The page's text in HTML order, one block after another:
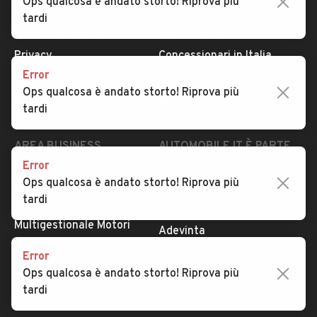
Dati identificativi
Privacy
Impostazioni Privacy
Security
Tutte le auto usate
Concessionari in Italia
Valutazione auto
AREA BUSINESS
Registrazione
concessionario
Multigestionale Motori
AUTOMOBILE.IT È PARTE
subito.it
Adevinta
SEGUICI
tardi
Error
Ops qualcosa è andato storto! Riprova più
tardi
Error
Ops qualcosa è andato storto! Riprova più
tardi
Error
Ops qualcosa è andato storto! Riprova più
tardi